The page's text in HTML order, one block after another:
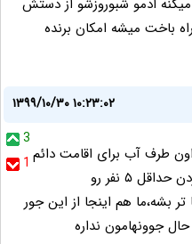
میکنه ادمو شبوروزشو از دستش
باخت میشه امکان برنده
۱۳۹۹/۱۰/۳۰ ۱۰:۲۳:۰۲
3
1 طرف آب برای اقامت دائم
شرط کار افرینی و مشغول به کار کردن حداقل ۵ نفر رو
تر بشه،ما هم اینجا از این جور
جوونهامون نداره